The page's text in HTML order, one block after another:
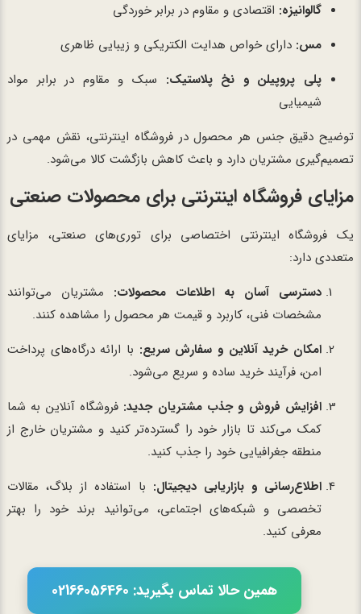
گالوانیزه: اقتصادی و مقاوم در برابر خوردگی
مس: دارای خواص هدایت الکتریکی و زیبایی ظاهری
پلی پروپیلن و نخ پلاستیک: سبک و مقاوم در برابر مواد
شیمیایی
توضیح دقیق جنس هر محصول در فروشگاه اینترنتی، نقش مهمی در
تصمیم‌گیری مشتریان دارد و باعث کاهش بازگشت کالا می‌شود.
مزایای فروشگاه اینترنتی برای محصولات صنعتی
یک فروشگاه اینترنتی اختصاصی برای توری‌های صنعتی، مزایای
متعددی دارد:
دسترسی آسان به اطلاعات محصولات: مشتریان می‌توانند
مشخصات فنی، کاربرد و قیمت هر محصول را مشاهده کنند.
امکان خرید آنلاین و سفارش سریع: با ارائه درگاه‌های پرداخت
امن، فرآیند خرید ساده و سریع می‌شود.
افزایش فروش و جذب مشتریان جدید: فروشگاه آنلاین به شما
کمک می‌کند تا بازار خود را گسترده‌تر کنید و مشتریان خارج از
منطقه جغرافیایی خود را جذب کنید.
اطلاع‌رسانی و بازاریابی دیجیتال: با استفاده از بلاگ، مقالات
تخصصی و شبکه‌های اجتماعی، می‌توانید برند خود را بهتر
معرفی کنید.
همین حالا تماس بگیرید: 02166056460